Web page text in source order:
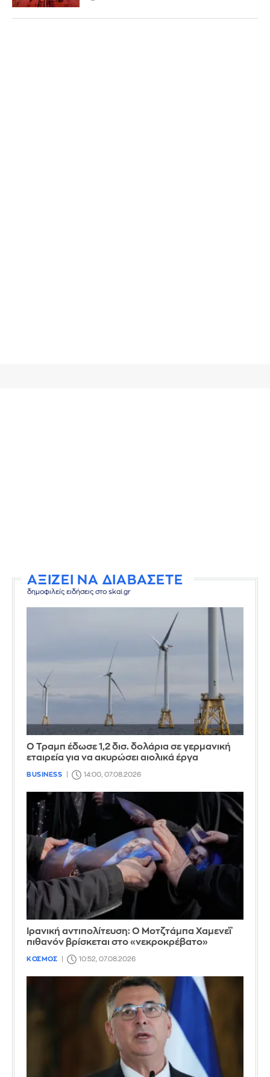
ΑΞΙΖΕΙ ΝΑ ΔΙΑΒΑΣΕΤΕ
δημοφιλείς ειδήσεις στο skai.gr
Ο Τραμπ έδωσε 1,2 δισ. δολάρια σε γερμανική
εταιρεία για να ακυρώσει αιολικά έργα
BUSINESS 14:00, 07.08.2026
Ιρανική αντιπολίτευση: Ο Μοτζτάμπα Χαμενεΐ
πιθανόν βρίσκεται στο «νεκροκρέβατο»
ΚΟΣΜΟΣ 10:52, 07.08.2026